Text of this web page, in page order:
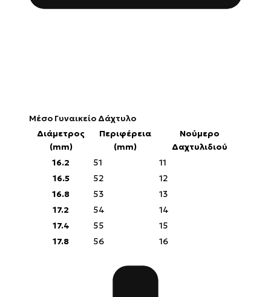
Μέσο Γυναικείο Δάχτυλο
Διάμετρος
(mm)
Περιφέρεια
(mm)
Νούμερο
Δαχτυλιδιού
16.2
51
11
16.5
52
12
16.8
53
13
17.2
54
14
17.4
55
15
17.8
56 16